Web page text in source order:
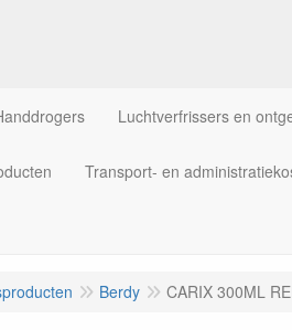
Luchtverfrissers en
Transport- en
Berdy CARIX 300ML